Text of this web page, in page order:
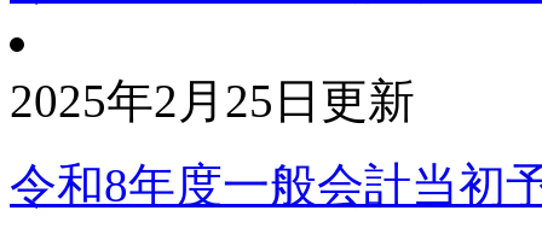
2025年2月25日更新
令和8年度一般会計当初